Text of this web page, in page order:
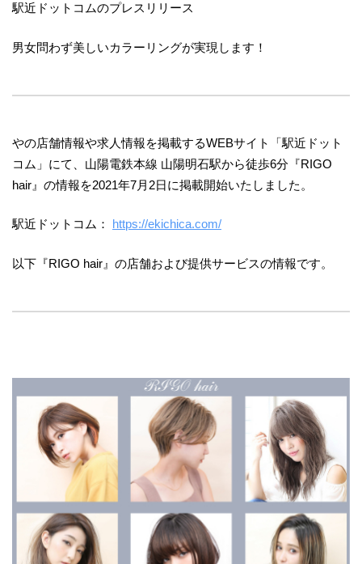
駅近ドットコムのプレスリリース
男女問わず美しいカラーリングが実現します！
やの店舗情報や求人情報を掲載するWEBサイト「駅近ドット
コム」にて、山陽電鉄本線 山陽明石駅から徒歩6分『RIGO
hair』の情報を2021年7月2日に掲載開始いたしました。
駅近ドットコム： https://ekichica.com/
以下『RIGO hair』の店舗および提供サービスの情報です。